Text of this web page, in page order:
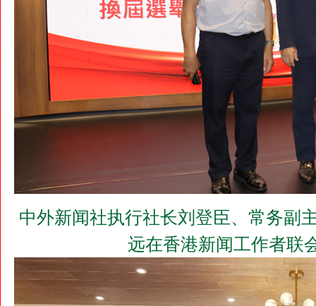
中外新闻社执行社长刘登臣、常务副
远在香港新闻工作者联